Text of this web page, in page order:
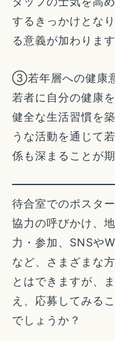
するきっかけとな
る意義が加わります
③若年層への健康
若者に自分の健康
健全な生活習慣を
うな活動を通じて
係も深まることが
待合室でのポスタ
協力の呼びかけ、
力・参加、SNSや
など、さまざまな
とはできますが、
え、応募してみる
でしょうか？